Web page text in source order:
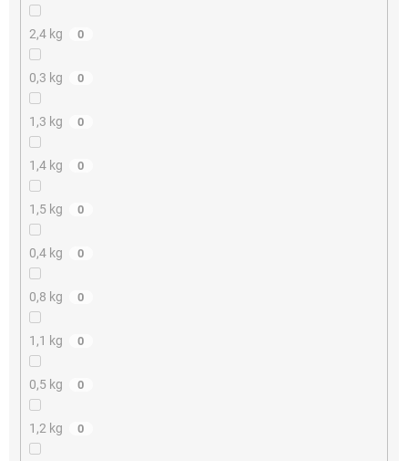
2,4 kg 0
0,3 kg 0
1,3 kg 0
1,4 kg 0
1,5 kg 0
0,4 kg 0
0,8 kg 0
1,1 kg 0
0,5 kg 0
1,2 kg 0